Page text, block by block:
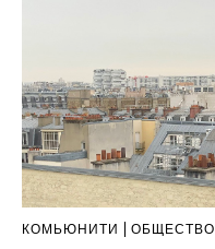
КОМЬЮНИТИ ОБЩЕСТВО